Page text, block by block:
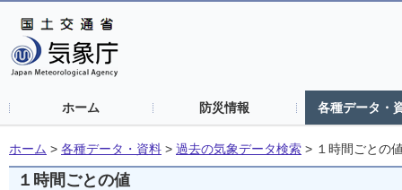
ホーム 防災情報 各種データ・
ホーム > 各種データ・資料 > 過去の気象データ検索 > １時間ごとの
１時間ごとの値